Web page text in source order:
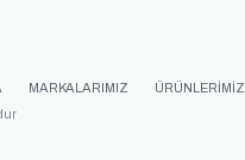
MARKALARIMIZ ÜRÜNLERIMIZ